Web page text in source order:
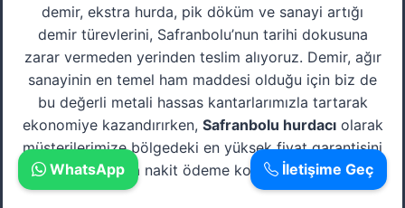
demir, ekstra hurda, pik döküm ve sanayi artığı
demir türevlerini, Safranbolu’nun tarihi dokusuna
zarar vermeden yerinden teslim alıyoruz. Demir, ağır
sanayinin en temel ham maddesi olduğu için biz de
bu değerli metali hassas kantarlarımızla tartarak
ekonomiye kazandırırken, Safranbolu hurdacıolarak
müşterilerimize bölgedeki en yüksek fiyat garantisini
ve kapıda anında nakit ödeme kolaylığını sunuyoruz.
İletişime Geç
WhatsApp